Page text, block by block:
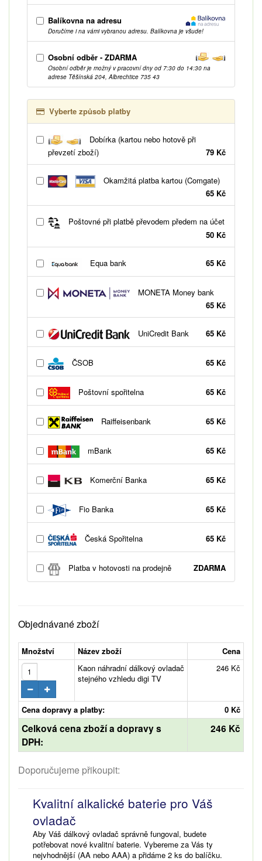
Balíkovna na adresu
Doručíme i na vámi vybranou adresu. Balíkovna je všude!
Osobní odběr - ZDARMA
Osobní odběr je možný v pracovní dny od 7:30 do 14:30 na
adrese Těšínská 204, Albrechtice 735 43
Vyberte způsob platby
Dobírka (kartou nebo hotově při
převzetí zboží)
79 Kč
Okamžitá platba kartou (Comgate)
65 Kč
Poštovné při platbě převodem předem na účet
50 Kč
Equa bank 65 Kč
MONETA Money bank
65 Kč
UniCredit Bank 65 Kč
ČSOB 65 Kč
Poštovní spořitelna 65 Kč
Raiffeisenbank 65 Kč
mBank 65 Kč
Komerční Banka 65 Kč
Fio Banka 65 Kč
Česká Spořitelna 65 Kč
Platba v hotovosti na prodejně ZDARMA
Objednávané zboží
Množství Název zboží
Cena
Kaon náhradní dálkový ovladač
stejného vzhledu digi TV
246 Kč
Cena dopravy a platby: 0 Kč
Celková cena zboží a dopravy s
DPH:
246 Kč
Doporučujeme přikoupit:
Kvalitní alkalické baterie pro Váš
ovladač
Aby Váš dálkový ovladač správně fungoval, budete
potřebovat nové kvalitní baterie. Vybereme za Vás ty
nejvhodnější (AA nebo AAA) a přidáme 2 ks do balíčku.